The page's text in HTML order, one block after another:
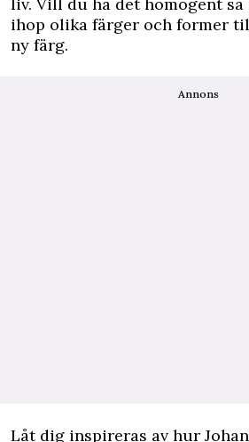
liv. Vill du ha det homogent
ihop olika färger och former
ny färg.
Annons
Låt dig inspireras av hur